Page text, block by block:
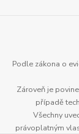
Podle zákona o
Zároveň je
případě
Všechny
právoplatným